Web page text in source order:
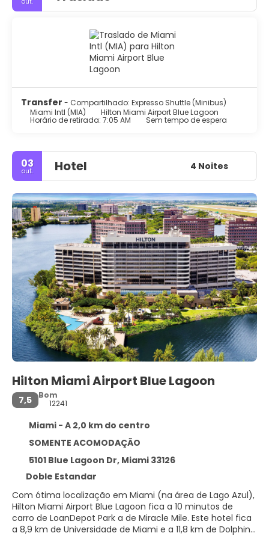
Transfer - Compartilhado: Expresso Shuttle (Minibus)
Miami Intl (MIA)
Hilton Miami Airport Blue Lagoon
Horário de retirada: 7:05 AM Sem tempo de espera
03
out. Hotel 4 Noites
Hilton Miami Airport Blue Lagoon
7,5
Bom
12241
Miami - A 2,0 km do centro
SOMENTE ACOMODAÇÃO
5101 Blue Lagoon Dr, Miami 33126
Doble Estandar
Com ótima localização em Miami (na área de Lago Azul),
Hilton Miami Airport Blue Lagoon fica a 10 minutos de
carro de LoanDepot Park a de Miracle Mile. Este hotel fica
a 8,9 km de Universidade de Miami e a 11,8 km de Dolphin